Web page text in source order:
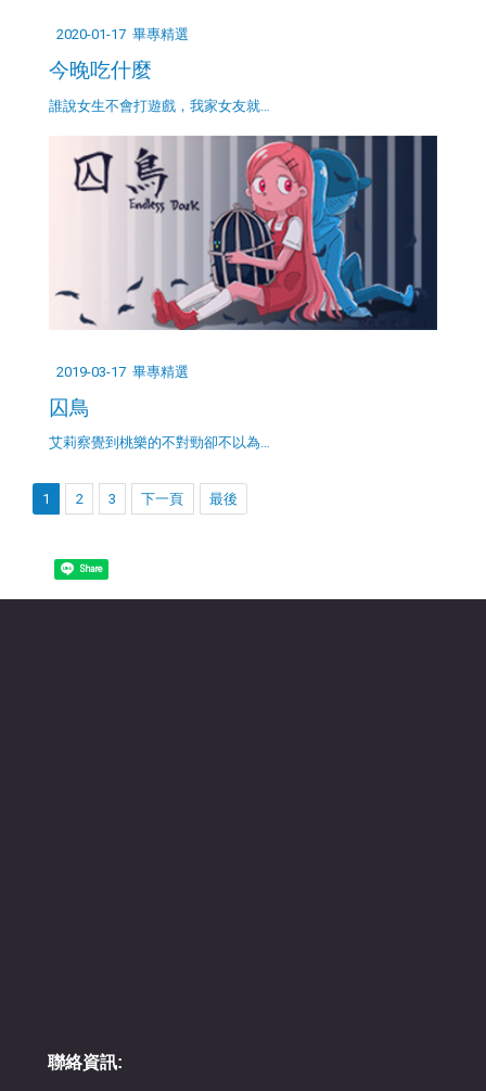
2020-01-17 畢專精選
今晚吃什麼
誰說女生不會打遊戲，我家女友就…
2019-03-17 畢專精選
囚鳥
艾莉察覺到桃樂的不對勁卻不以為…
1 2 3 下一頁 最後
Share
聯絡資訊: